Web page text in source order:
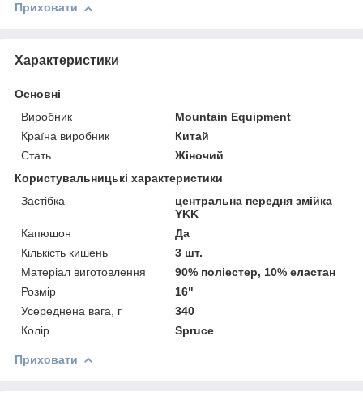
Приховати
Характеристики
Основні
Виробник
Mountain Equipment
Країна виробник
Китай
Стать
Жіночий
Користувальницькі характеристики
Застібка
центральна передня змійка
YKK
Капюшон
Да
Кількість кишень
3 шт.
Матеріал виготовлення
90% поліестер, 10% еластан
Розмір
16"
Усереднена вага, г
340
Колір
Spruce
Приховати